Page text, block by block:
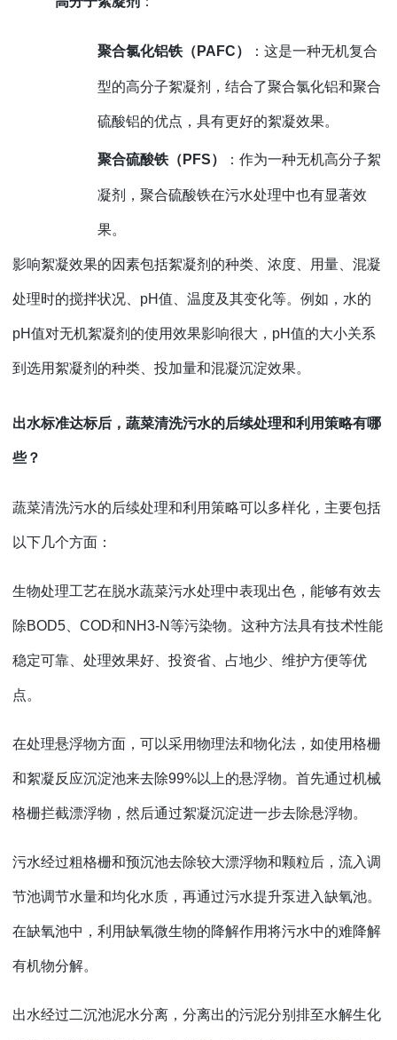
聚合氯化铝铁（ PAFC） ：这是一种无机复合
型的高分子絮凝剂，结合了聚合氯化铝和聚合
硫酸铝的优点，具有更好的絮凝效果。
聚合硫酸铁（ PFS） ：作为一种无机高分子絮
凝剂，聚合硫酸铁在污水处理中也有显著效
果。
影响絮凝效果的因素包括絮凝剂的种类、浓度、用量、混凝
处理时的搅拌状况、 pH值、温度及其变化等。例如，水的
pH值对无机絮凝剂的使用效果影响很大，pH值的大小关系
到选用絮凝剂的种类、投加量和混凝沉淀效果。
出水标准达标后，蔬菜清洗污水的后续处理和利用策略有哪
些？
蔬菜清洗污水的后续处理和利用策略可以多样化，主要包括
以下几个方面：
生物处理工艺在脱水蔬菜污水处理中表现出色，能够有效去
除BOD5、COD和NH3-N等污染物。这种方法具有技术性能
稳定可靠、处理效果好、投资省、占地少、维护方便等优
点。
在处理悬浮物方面，可以采用物理法和物化法，如使用格栅
和絮凝反应沉淀池来去除99%以上的悬浮物。首先通过机械
格栅拦截漂浮物，然后通过絮凝沉淀进一步去除悬浮物。
污水经过粗格栅和预沉池去除较大漂浮物和颗粒后，流入调
节池调节水量和均化水质，再通过污水提升泵进入缺氧池。
在缺氧池中，利用缺氧微生物的降解作用将污水中的难降解
有机物分解。
出水经过二沉池泥水分离，分离出的污泥分别排至水解生化